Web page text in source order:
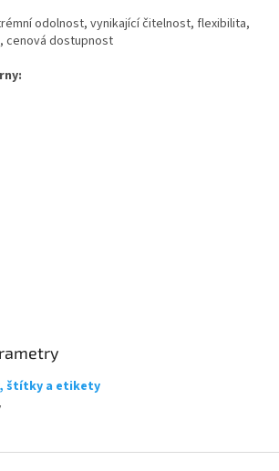
odolnost, vynikající čitelnost, flexibilita,
cenová dostupnost
štítky a etikety